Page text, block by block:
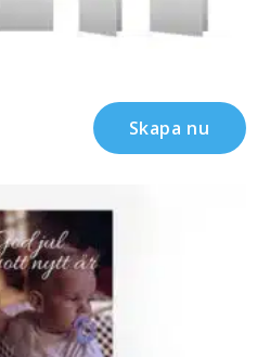
Skapa nu